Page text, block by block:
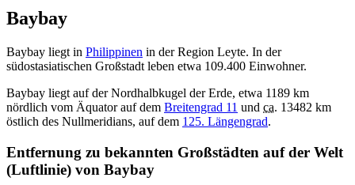
Baybay
Baybay liegt in Philippinen in der Region Leyte. In der
südostasiatischen Großstadt leben etwa 109.400 Einwohner.
Baybay liegt auf der Nordhalbkugel der Erde, etwa 1189 km
nördlich vom Äquator auf dem Breitengrad 11 und ca. 13482 km
östlich des Nullmeridians, auf dem 125. Längengrad.
Entfernung zu bekannten Großstädten auf der Welt
(Luftlinie) von Baybay